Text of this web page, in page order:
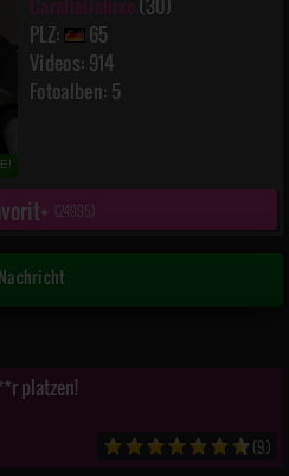
CaraliaDeluxe (30)
PLZ:
65
Videos: 914
Fotoalben: 5
(24995)
Nachricht
platzen!
(9)